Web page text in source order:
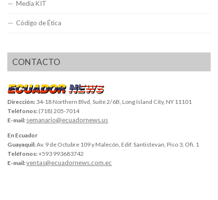
Media KIT
Código de Ética
CONTACTO
Dirección: 34-18 Northern Blvd, Suite 2/6B, Long Island City, NY 11101
Teléfonos: (718) 205-7014
E-mail: semanario@ecuadornews.us
En Ecuador
Guayaquil:Av. 9 de Octubre 109 y Malecón, Edif. Santistevan, Piso 3, Ofi. 1
Teléfonos:+593 993683742
E-mail:ventas@ecuadornews.com.ec